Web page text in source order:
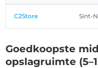
C2Store Sint-
Goedkoopste
opslagruimte